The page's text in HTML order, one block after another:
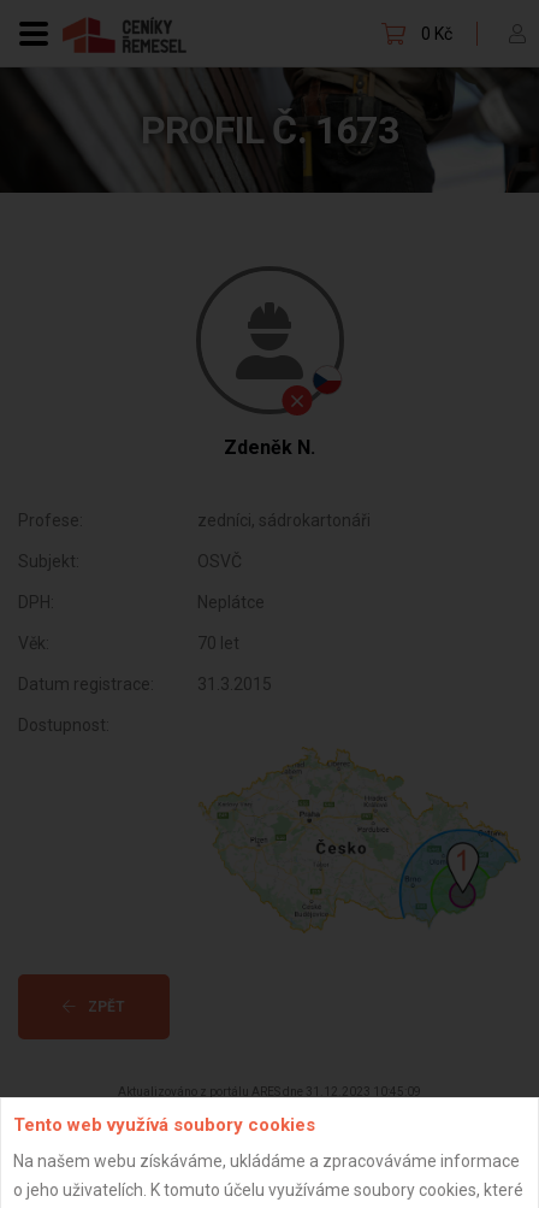
0 Kč
PROFIL Č. 1673
Zdeněk N.
Profese: zedníci, sádrokartonáři
Subjekt: OSVČ
DPH: Neplátce
Věk: 70 let
Datum registrace: 31.3.2015
Dostupnost:
ZPĚT
Aktualizováno z portálu ARES dne 31.12.2023 10:45:09
Tento web využívá soubory cookies
Na našem webu získáváme, ukládáme a zpracováváme informace
o jeho uživatelích. K tomuto účelu využíváme soubory cookies, které